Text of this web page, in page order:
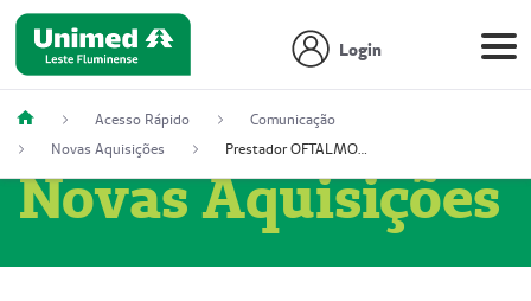
Login
Acesso Rápido
Comunicação
Novas Aquisições
Prestador OFTALMOCLÍNICA SÃO GONÇALO (55004164-2)
Novas Aquisições